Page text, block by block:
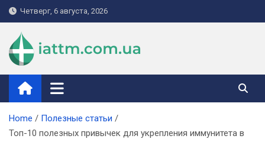
Skip
to
content
Четверг, 6 августа, 2026
iattm.com.ua
Home
Полезные статьи
Топ-10 полезных привычек для укрепления иммунитета в